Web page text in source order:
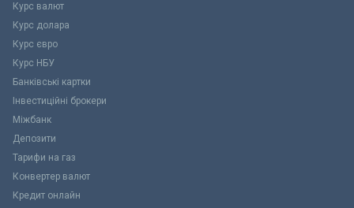
Курс валют
Курс долара
Курс євро
Курс НБУ
Банківські картки
Інвестиційні брокери
Міжбанк
Депозити
Тарифи на газ
Конвертер валют
Кредит онлайн